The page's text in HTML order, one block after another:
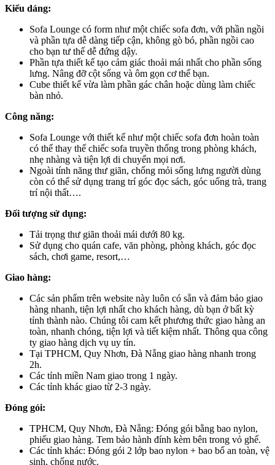
Kiểu dáng:
Sofa Lounge có form như một chiếc sofa đơn, với phần ngồi
và phần tựa dễ dàng tiếp cận, không gò bó, phần ngồi cao
cho bạn tư thế dễ đứng dậy.
Phần tựa thiết kế tạo cảm giác thoải mái nhất cho phần sống
lưng. Nâng đỡ cột sống và ôm gọn cơ thể bạn.
Cube thiết kế vừa làm phần gác chân hoặc dùng làm chiếc
bàn nhỏ.
Công năng:
Sofa Lounge với thiết kế như một chiếc sofa đơn hoàn toàn
có thể thay thế chiếc sofa truyền thống trong phòng khách,
nhẹ nhàng và tiện lợi di chuyển mọi nơi.
Ngoài tính năng thư giãn, chống mỏi sống lưng người dùng
còn có thể sử dụng trang trí góc đọc sách, góc uống trà, trang
trí nội thất….
Đối tượng sử dụng:
Tải trọng thư giãn thoải mái dưới 80 kg.
Sử dụng cho quán cafe, văn phòng, phòng khách, góc đọc
sách, chơi game, resort,…
Giao hàng:
Các sản phẩm trên website này luôn có sẵn và đảm bảo giao
hàng nhanh, tiện lợi nhất cho khách hàng, dù bạn ở bất kỳ
tỉnh thành nào. Chúng tôi cam kết phương thức giao hàng an
toàn, nhanh chóng, tiện lợi và tiết kiệm nhất. Thông qua công
ty giao hàng dịch vụ uy tín.
Tại TPHCM, Quy Nhơn, Đà Nẵng giao hàng nhanh trong
2h.
Các tỉnh miền Nam giao trong 1 ngày.
Các tỉnh khác giao từ 2-3 ngày.
Đóng gói:
TPHCM, Quy Nhơn, Đà Nẵng: Đóng gói bằng bao nylon,
phiếu giao hàng. Tem bảo hành đính kèm bên trong vỏ ghế.
Các tỉnh khác: Đóng gói 2 lớp bao nylon + bao bố an toàn, vệ
sinh, chống nước.